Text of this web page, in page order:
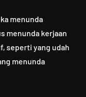
menunda
menunda kerjaan
seperti yang udah
menunda